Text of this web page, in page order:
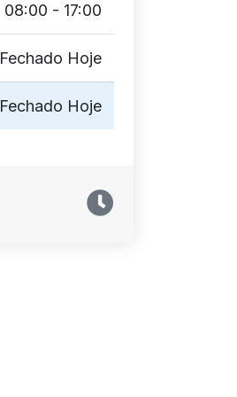
08:00 - 17:00
Fechado Hoje
Fechado Hoje